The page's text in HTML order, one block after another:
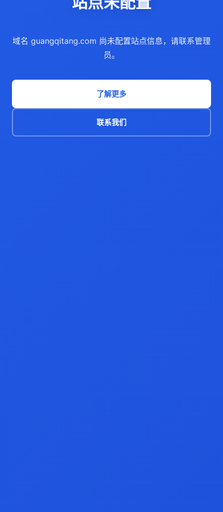
域名 guangqitang.com 尚未配置站点信息，请联系管理
员。
了解更多
联系我们